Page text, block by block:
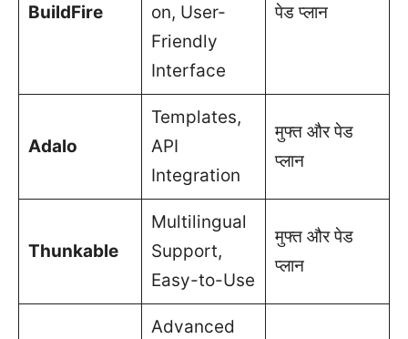
BuildFire
on, User-
Friendly
Interface
पेड प्लान
Adalo
Templates,
API
Integration
मुफ्त और पेड
प्लान
Thunkable
Multilingual
Support,
Easy-to-Use
मुफ्त और पेड
प्लान
Advanced